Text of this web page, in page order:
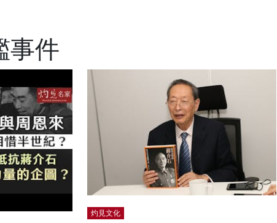
事件
灼見文化